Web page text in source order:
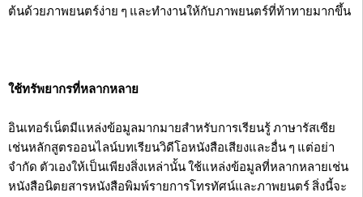
ต้นด้วยภาพยนตร์ง่าย ๆ และทำงานให้กับภาพยนตร์ที่ท้าทายมากขึ้น
ใช้ทรัพยากรที่หลากหลาย
อินเทอร์เน็ตมีแหล่งข้อมูลมากมายสำหรับการเรียนรู้ ภาษารัสเซีย
เช่นหลักสูตรออนไลน์บทเรียนวิดีโอหนังสือเสียงและอื่น ๆ แต่อย่า
จำกัด ตัวเองให้เป็นเพียงสิ่งเหล่านั้น ใช้แหล่งข้อมูลที่หลากหลายเช่น
หนังสือนิตยสารหนังสือพิมพ์รายการโทรทัศน์และภาพยนตร์ สิ่งนี้จะ